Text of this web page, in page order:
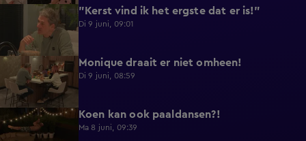
"Kerst vind ik het ergste dat er is!"
Di 9 juni, 09:01
0:29 Monique draait er niet omheen!
Di 9 juni, 08:59
0:38 Koen kan ook paaldansen?!
Ma 8 juni, 09:39